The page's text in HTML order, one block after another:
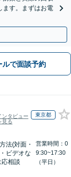
ます。まずはお電
ルで面談予約
ンタビュー
見る
東京都
法(対面・
ビデオな
応相談
営業時間：0
9:30~17:30
（平日）